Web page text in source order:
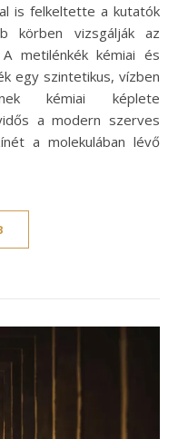
is felkeltette a kutatók
körben vizsgálják az
metilénkék kémiai és
egy szintetikus, vízben
kémiai képlete
a modern szerves
a molekulában lévő